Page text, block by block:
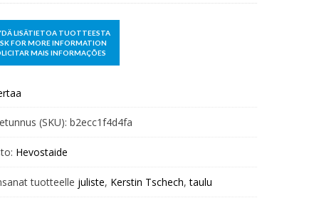
(SKU): b2ecc1f4d4fa
Hevostaide
tuotteelle juliste, Kerstin Tschech,taulu